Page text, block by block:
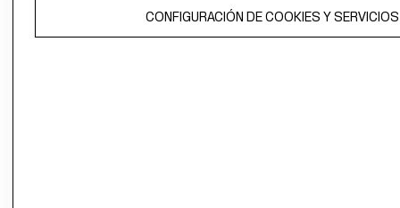
CONFIGURACIÓN DE COOKIES Y SERVICIOS